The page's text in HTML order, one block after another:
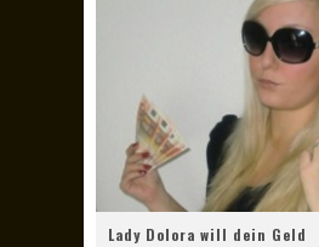
Lady Dolora will dein Geld